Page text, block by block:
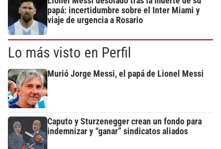
papá: incertidumbre sobre el Inter Miami y
viaje de urgencia a Rosario
Lo más visto en Perfil
Murió Jorge Messi, el papá de Lionel Messi
Caputo y Sturzenegger crean un fondo para
indemnizar y “ganar” sindicatos aliados